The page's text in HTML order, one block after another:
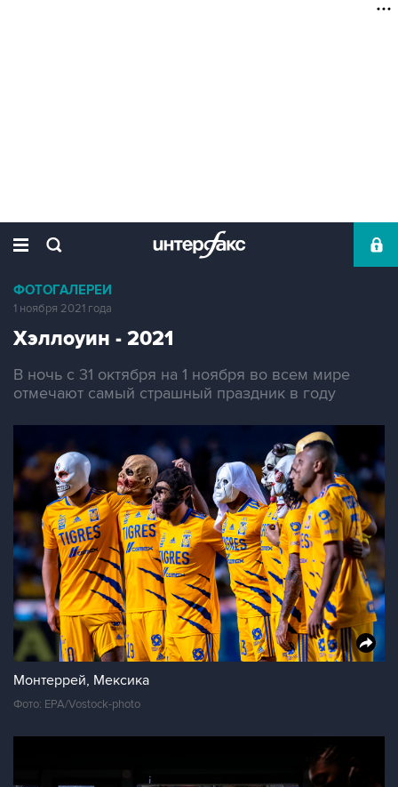
ФОТОГАЛЕРЕИ
1 ноября 2021 года
Хэллоуин - 2021
В ночь с 31 октября на 1 ноября во всем мире
отмечают самый страшный праздник в году
Монтеррей, Мексика
Фото: EPA/Vostock-photo